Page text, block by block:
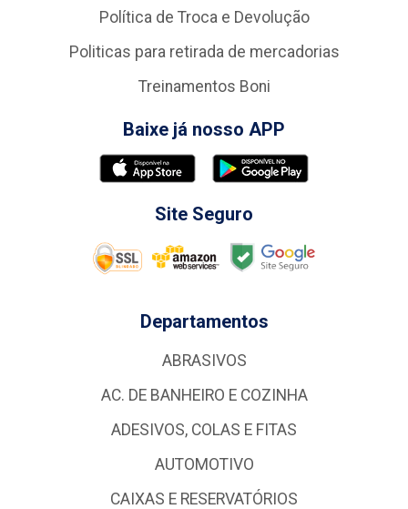
Política de Troca e Devolução
Politicas para retirada de mercadorias
Treinamentos Boni
Baixe já nosso APP
Site Seguro
Departamentos
ABRASIVOS
AC. DE BANHEIRO E COZINHA
ADESIVOS, COLAS E FITAS
AUTOMOTIVO
CAIXAS E RESERVATÓRIOS